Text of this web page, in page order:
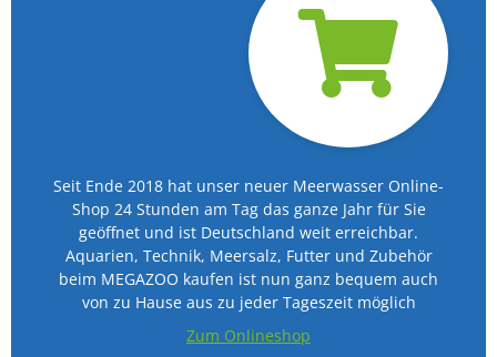
Seit Ende 2018 hat unser neuer Meerwasser Online-
Shop 24 Stunden am Tag das ganze Jahr für Sie
geöffnet und ist Deutschland weit erreichbar.
Aquarien, Technik, Meersalz, Futter und Zubehör
beim MEGAZOO kaufen ist nun ganz bequem auch
von zu Hause aus zu jeder Tageszeit möglich
Zum Onlineshop